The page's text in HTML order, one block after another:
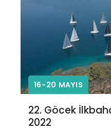
16-20 MAYIS
22. Göcek
2022